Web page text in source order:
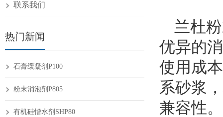
兰杜
优异的
使用成
系砂浆
兼容性。
联系我们
热门新闻
石膏缓凝剂P100
粉末消泡剂P805
有机硅憎水剂SHP80